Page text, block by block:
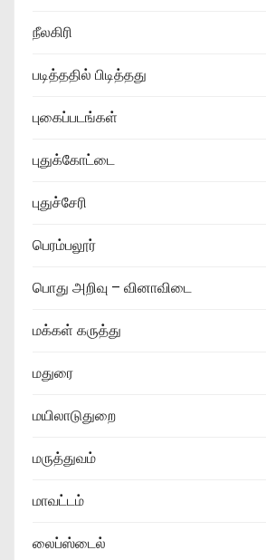
நீலகிரி
படித்ததில் பிடித்தது
புகைப்படங்கள்
புதுக்கோட்டை
புதுச்சேரி
பெரம்பலூர்
பொது அறிவு – வினாவிடை
மக்கள் கருத்து
மதுரை
மயிலாடுதுறை
மருத்துவம்
மாவட்டம்
லைப்ஸ்டைல்